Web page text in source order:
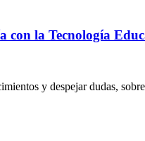
con la Tecnología
y despejar dudas,